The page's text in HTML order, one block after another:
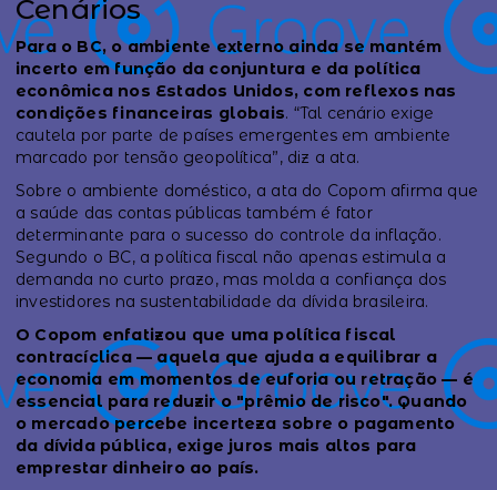
Cenários
Para o BC, o ambiente externo ainda se mantém
incerto em função da conjuntura e da política
econômica nos Estados Unidos, com reflexos nas
condições financeiras globais. “Tal cenário exige
cautela por parte de países emergentes em ambiente
marcado por tensão geopolítica”, diz a ata.
Sobre o ambiente doméstico, a ata do Copom afirma que
a saúde das contas públicas também é fator
determinante para o sucesso do controle da inflação.
Segundo o BC, a política fiscal não apenas estimula a
demanda no curto prazo, mas molda a confiança dos
investidores na sustentabilidade da dívida brasileira.
O Copom enfatizou que uma política fiscal
contracíclica — aquela que ajuda a equilibrar a
economia em momentos de euforia ou retração — é
essencial para reduzir o "prêmio de risco". Quando
o mercado percebe incerteza sobre o pagamento
da dívida pública, exige juros mais altos para
emprestar dinheiro ao país.